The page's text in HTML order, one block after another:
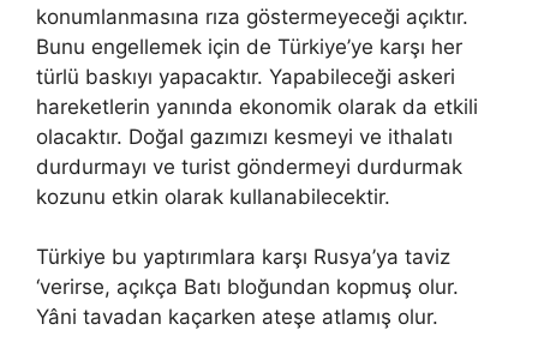
konumlanmasına rıza göstermeyeceği açıktır.
Bunu engellemek için de Türkiye’ye karşı her
türlü baskıyı yapacaktır. Yapabileceği askeri
hareketlerin yanında ekonomik olarak da etkili
olacaktır. Doğal gazımızı kesmeyi ve ithalatı
durdurmayı ve turist göndermeyi durdurmak
kozunu etkin olarak kullanabilecektir.
Türkiye bu yaptırımlara karşı Rusya’ya taviz
‘verirse, açıkça Batı bloğundan kopmuş olur.
Yâni tavadan kaçarken ateşe atlamış olur.